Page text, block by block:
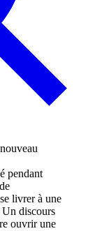
pendant
livrer à une
Un discours
ouvrir une